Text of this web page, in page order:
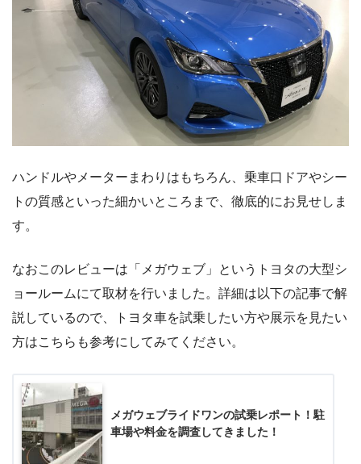
ハンドルやメーターまわりはもちろん、乗車口ドアやシー
トの質感といった細かいところまで、徹底的にお見せしま
す。
なおこのレビューは「メガウェブ」というトヨタの大型シ
ョールームにて取材を行いました。詳細は以下の記事で解
説しているので、トヨタ車を試乗したい方や展示を見たい
方はこちらも参考にしてみてください。
メガウェブライドワンの試乗レポート！駐
車場や料金を調査してきました！